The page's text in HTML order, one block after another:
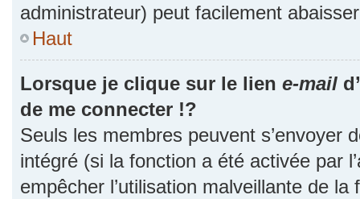
administrateur) peut facilement
Haut
Lorsque je clique sur le lien e-mail
de me connecter !?
Seuls les membres peuvent s’envoyer
intégré (si la fonction a été activée par
empêcher l’utilisation malveillante de